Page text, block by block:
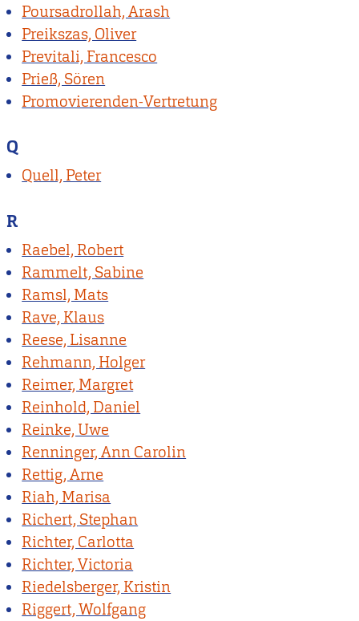
Poursadrollah, Arash
Preikszas, Oliver
Previtali, Francesco
Prieß, Sören
Promovierenden-Vertretung
Q
Quell, Peter
R
Raebel, Robert
Rammelt, Sabine
Ramsl, Mats
Rave, Klaus
Reese, Lisanne
Rehmann, Holger
Reimer, Margret
Reinhold, Daniel
Reinke, Uwe
Renninger, Ann Carolin
Rettig, Arne
Riah, Marisa
Richert, Stephan
Richter, Carlotta
Richter, Victoria
Riedelsberger, Kristin
Riggert, Wolfgang